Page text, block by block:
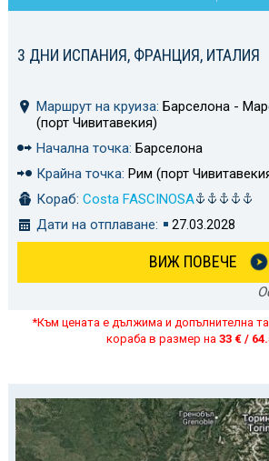
3 ДНИ ИСПАНИЯ, ФРАНЦИЯ, ИТАЛИЯ
Маршрут на круиза: Барселона -
(порт Чивитавекия)
Начална точка: Барселона
Крайна точка: Рим (порт
Кораб: Costa FASCINOSA
Дати на отплаване:
27.03.2028
ВИЖ ПОВЕЧЕ
*Към цената е дължима и допълнителна
кораба в размер на 33 € /